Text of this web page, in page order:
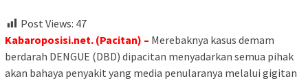
Post Views: 47
Kabaroposisi.net. (Pacitan) – Merebaknya kasus demam
berdarah DENGUE (DBD) dipacitan menyadarkan semua pihak
akan bahaya penyakit yang media penularanya melalui gigitan